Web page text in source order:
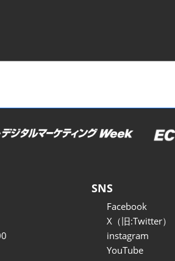
SNS
Facebook
X（旧:Twitter）
instagram
YouTube